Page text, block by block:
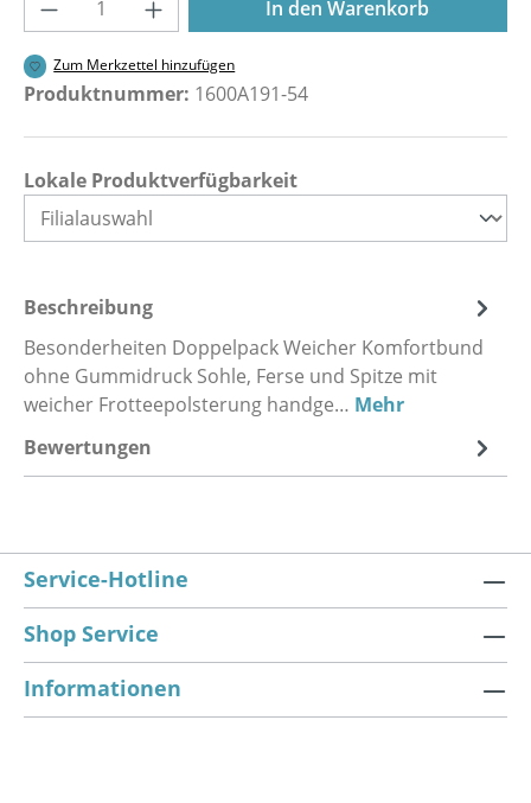
In den Warenkorb
Zum Merkzettel hinzufügen
Produktnummer: 1600A191-54
Lokale Produktverfügbarkeit
Beschreibung
Besonderheiten Doppelpack Weicher Komfortbund
ohne Gummidruck Sohle, Ferse und Spitze mit
weicher Frotteepolsterung handge… Mehr
Bewertungen
Service-Hotline
Shop Service
Informationen